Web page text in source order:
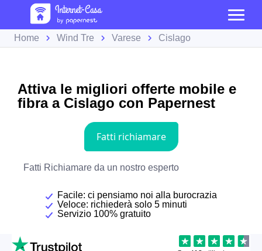
Home Wind Tre Varese Cislago